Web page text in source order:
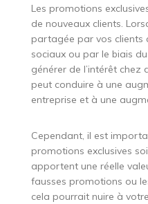
Les promotions
de nouveaux clients.
partagée par vos clients
sociaux ou par le biais
générer de l’intérêt chez
peut conduire à une
entreprise et à une
Cependant, il est
promotions exclusives
apportent une réelle
fausses promotions ou
cela pourrait nuire à